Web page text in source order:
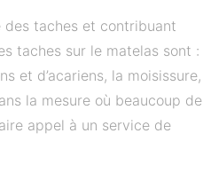
taches et contribuant
taches sur le matelas sont :
et d’acariens, la moisissure,
la mesure où beaucoup de
appel à un service de